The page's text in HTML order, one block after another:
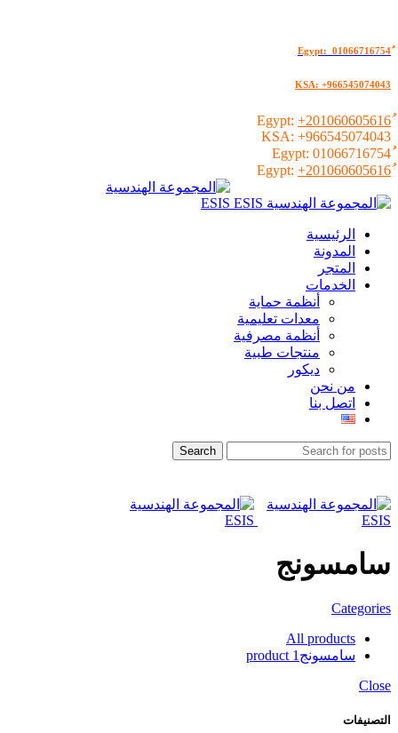
KSA: +966545074043
+201060605616
KSA: +966545074043
01066716754
+201060605616
الرئيسية
المدونة
المتجر
الخدمات
أنظمة حماية
معدات تعليمية
أنظمة مصرفية
منتجات طبية
ديكور
من نحن
اتصل بنا
Search
سامسونج
Categories
All products
سامسونج 1 product
Close
التصنيفات